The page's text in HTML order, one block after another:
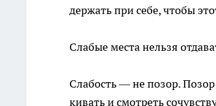
держать при себе, чтобы
Слабые места нельзя
Слабость — не позор.
кивать и смотреть